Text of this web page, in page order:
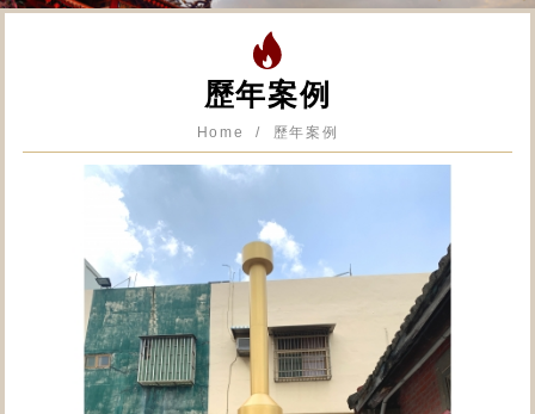
歷年案例
Home 歷年案例